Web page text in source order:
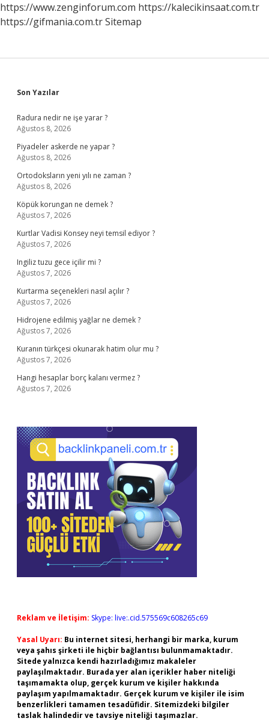
https://www.zenginforum.com https://kalecikinsaat.com.tr
https://gifmania.com.trSitemap
Sidebar
Son Yazılar
Radura nedir ne işe yarar ?
Ağustos 8, 2026
Piyadeler askerde ne yapar ?
Ağustos 8, 2026
Ortodoksların yeni yılı ne zaman ?
Ağustos 8, 2026
Köpük korungan ne demek ?
Ağustos 7, 2026
Kurtlar Vadisi Konsey neyi temsil ediyor ?
Ağustos 7, 2026
Ingiliz tuzu gece içilir mi ?
Ağustos 7, 2026
Kurtarma seçenekleri nasıl açılır ?
Ağustos 7, 2026
Hidrojene edilmiş yağlar ne demek ?
Ağustos 7, 2026
Kuranın türkçesi okunarak hatim olur mu ?
Ağustos 7, 2026
Hangi hesaplar borç kalanı vermez ?
Ağustos 7, 2026
Reklam ve İletişim: Skype: live:.cid.575569c608265c69
Yasal Uyarı: Bu internet sitesi, herhangi bir marka, kurum
veya şahıs şirketi ile hiçbir bağlantısı bulunmamaktadır.
Sitede yalnızca kendi hazırladığımız makaleler
paylaşılmaktadır. Burada yer alan içerikler haber niteliği
taşımamakta olup, gerçek kurum ve kişiler hakkında
paylaşım yapılmamaktadır. Gerçek kurum ve kişiler ile isim
benzerlikleri tamamen tesadüfidir. Sitemizdeki bilgiler
taslak halindedir ve tavsiye niteliği taşımazlar.